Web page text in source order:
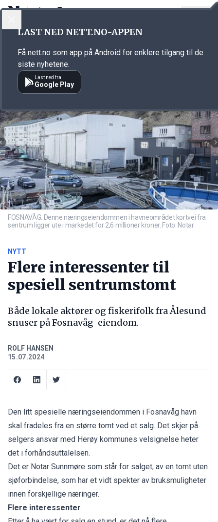
Annonsørinnhold
FOSNAVÅG: Denne næringseiendommen i havneområdet kortvei fra
sentrum ligger ute i markedet for 2,6 millioner kroner. Foto: Notar
NYTT
Flere interessenter til
spesiell sentrumstomt
Både lokale aktører og fiskerifolk fra Ålesund
snuser på Fosnavåg-eiendom.
ROLF HANSEN
15.07.2024
Den litt spesielle næringseiendommen i Fosnavåg havn
skal fradeles fra en større tomt ved et salg. Det skjer på
selgers ansvar med Herøy kommunes velsignelse heter
det i forhåndsuttalelsen.
Det er Notar Sunnmøre som står for salget, av en tomt uten
sjøforbindelse, som har et vidt spekter av bruksmuligheter
innen forskjellige næringer.
Flere interessenter
LAST NED NETT.NO-APPEN
Få nett.no som app på Android for enklere tilgang til de
siste nyhetene.
Last ned fra
Google Play